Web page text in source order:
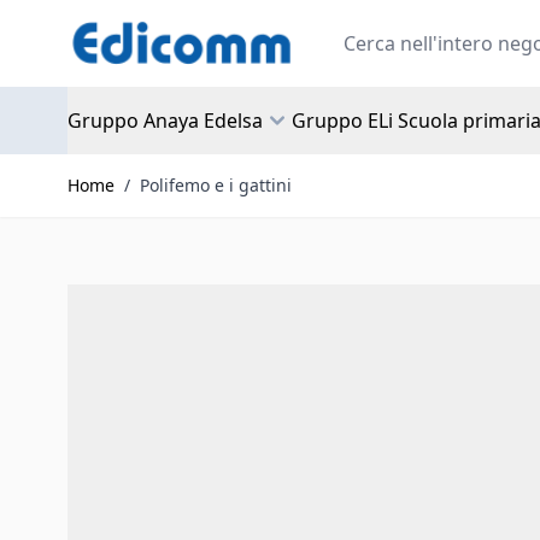
Search
Gruppo Anaya Edelsa Gruppo ELi Scuola primaria
Home / Polifemo e i gattini